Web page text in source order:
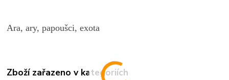
Ara, ary, papoušci, exota
Zboží zařazeno v kategoriích